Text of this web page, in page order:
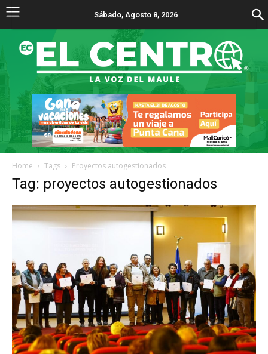
Sábado, Agosto 8, 2026
Home Tags Proyectos autogestionados
Tag: proyectos autogestionados